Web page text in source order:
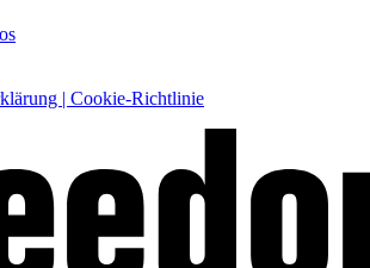
| Cookie-Richtlinie